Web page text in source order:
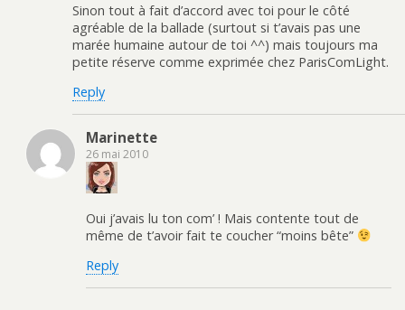
Sinon tout à fait d’accord avec toi pour le côté
agréable de la ballade (surtout si t’avais pas une
marée humaine autour de toi ^^) mais toujours ma
petite réserve comme exprimée chez ParisComLight.
Reply
Marinette
26 mai 2010
Oui j’avais lu ton com’ ! Mais contente tout de
même de t’avoir fait te coucher “moins bête”
Reply